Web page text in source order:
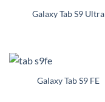
Galaxy Tab S9 Ultra
Galaxy Tab S9 FE